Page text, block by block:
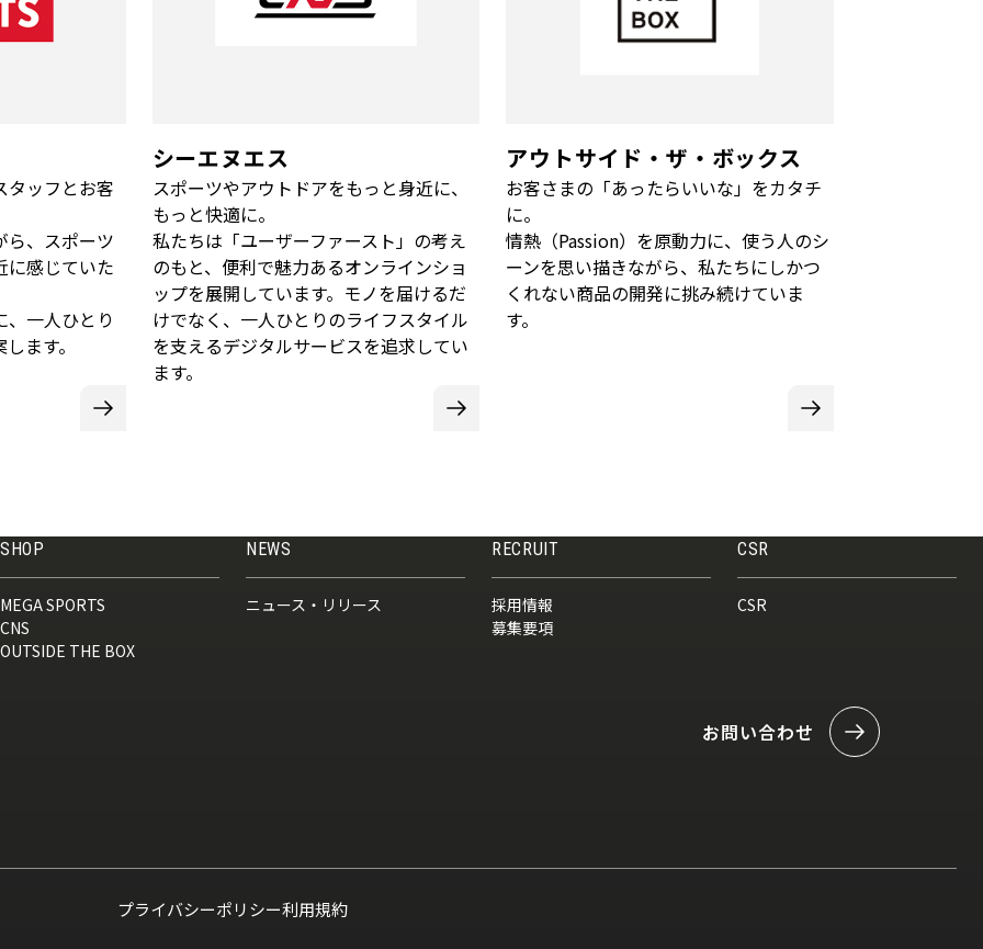
タッフとお客
ら、スポーツ
に感じていた
一人ひとり
ます。
シーエヌエス
スポーツやアウトドアをもっと身近に、
もっと快適に。
私たちは「ユーザーファースト」の考え
のもと、便利で魅力あるオンラインショ
ップを展開しています。モノを届けるだ
けでなく、一人ひとりのライフスタイル
を支えるデジタルサービスを追求してい
ます。
アウトサイド・ザ・ボックス
お客さまの「あったらいいな」をカタチ
に。
情熱（Passion）を原動力に、使う人のシ
ーンを思い描きながら、私たちにしかつ
くれない商品の開発に挑み続けていま
す。
SHOP
MEGA SPORTS
CNS
OUTSIDE THE BOX
NEWS
ニュース・リリース
RECRUIT
採用情報
募集要項
CSR
CSR
お問い合わせ
プライバシーポリシー利用規約